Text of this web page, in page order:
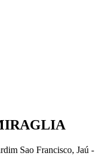
Sao Francisco, Jaú -